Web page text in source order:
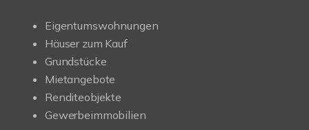
Eigentumswohnungen
Häuser zum Kauf
Grundstücke
Mietangebote
Renditeobjekte
Gewerbeimmobilien